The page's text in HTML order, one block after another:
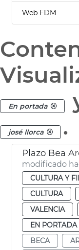
Web FDM
En portada
josé llorca .
modificado
CULTURA Y
CULTURA
VALENCIA
EN PORTADA
BECA